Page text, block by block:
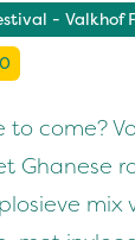
- Valkhof
come?
Ghanese
mix